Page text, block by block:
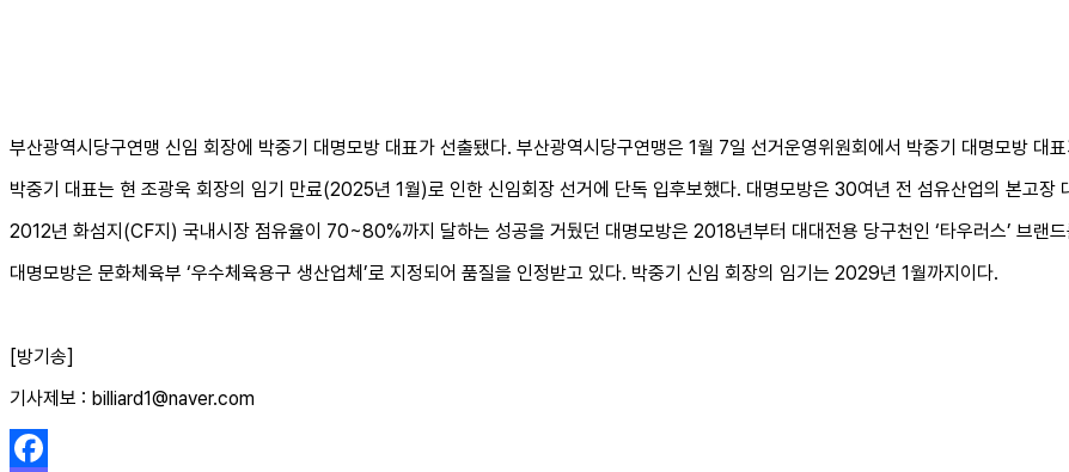
부산광역시당구연맹 신임 회장에 박중기 대명모방 대표가 선출됐다. 부산광역시당구연맹은 1월 7일 선거운영위원회에서 박중기 대명모방 대
박중기 대표는 현 조광욱 회장의 임기 만료(2025년 1월)로 인한 신임회장 선거에 단독 입후보했다. 대명모방은 30여년 전 섬유산업의 본고장
2012년 화섬지(CF지) 국내시장 점유율이 70~80%까지 달하는 성공을 거뒀던 대명모방은 2018년부터 대대전용 당구천인 ‘타우러스’ 브랜
대명모방은 문화체육부 ‘우수체육용구 생산업체’로 지정되어 품질을 인정받고 있다. 박중기 신임 회장의 임기는 2029년 1월까지이다.
[방기송]
기사제보 : billiard1@naver.com